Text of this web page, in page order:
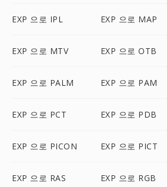
EXP 으로 IPL EXP 으로 MAP
EXP 으로 MTV EXP 으로 OTB
EXP 으로 PALM EXP 으로 PAM
EXP 으로 PCT EXP 으로 PDB
EXP 으로 PICON EXP 으로 PICT
EXP 으로 RAS EXP 으로 RGB